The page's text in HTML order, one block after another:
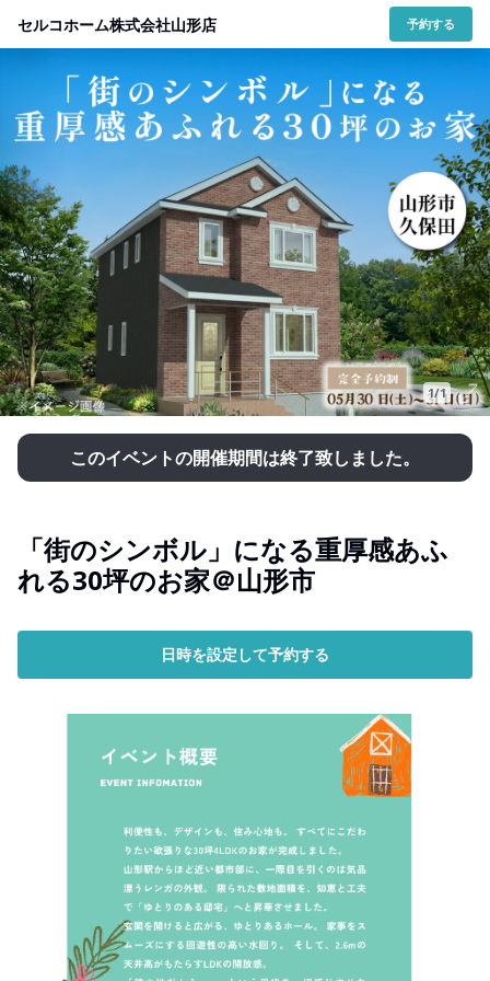
セルコホーム株式会社山形店 予約する
1/1
このイベントの開催期間は終了致しました。
「街のシンボル」になる重厚感あふ
れる30坪のお家＠山形市
日時を設定して予約する